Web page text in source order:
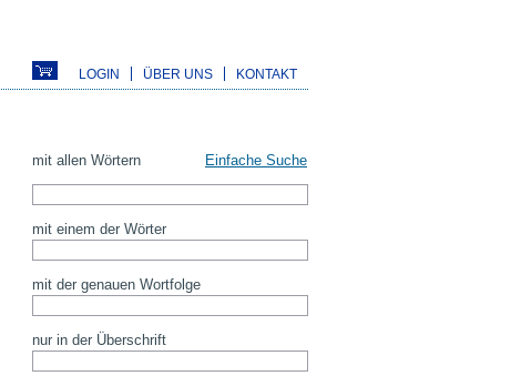
LOGIN ÜBER UNS KONTAKT
mit allen Wörtern Einfache Suche
mit einem der Wörter
mit der genauen Wortfolge
nur in der Überschrift